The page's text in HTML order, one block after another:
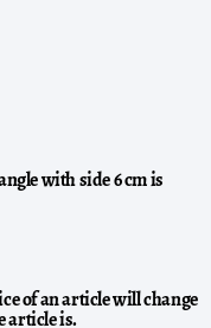
with side 6 cm is
of an article will change
article is.